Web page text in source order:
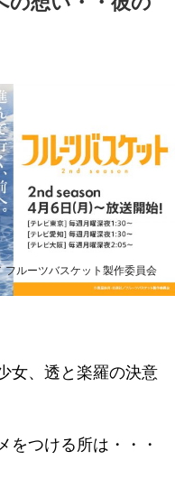
ルーツバスケット製作委員会
女、透と楽羅の決意
をつける所は・・・